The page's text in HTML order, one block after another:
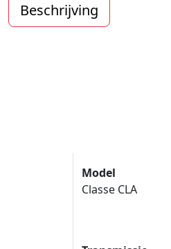
Beschrijving
Model
Classe CLA